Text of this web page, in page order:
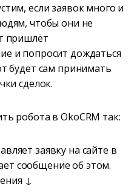
если заявок много и
чтобы они не
пришлёт
и попросит дождаться
будет сам принимать
сделок.
робота в OkoCRM так:
заявку на сайте в
сообщение об этом.
↓